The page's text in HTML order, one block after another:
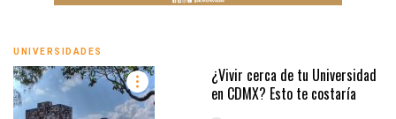
UNIVERSIDADES
¿Vivir cerca de tu Universidad
en CDMX? Esto te costaría